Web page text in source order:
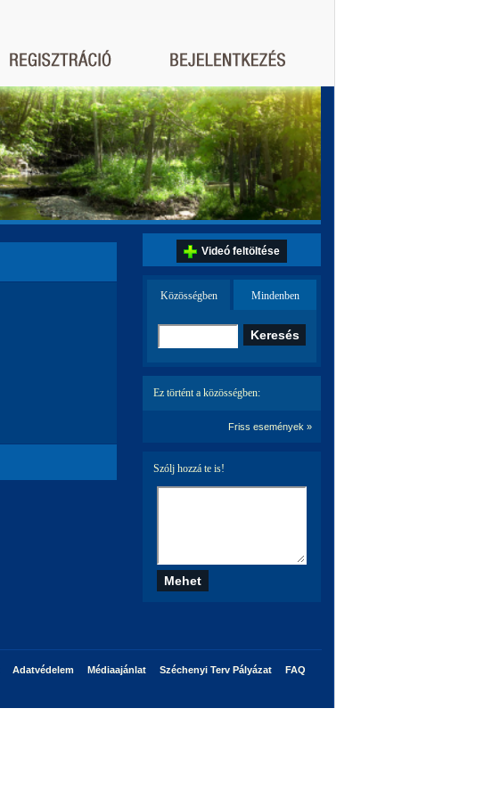
Videó feltöltése
Közösségben Mindenben
Ez történt a közösségben:
Friss események »
Szólj hozzá te is!
Adatvédelem Médiaajánlat Széchenyi Terv Pályázat FAQ